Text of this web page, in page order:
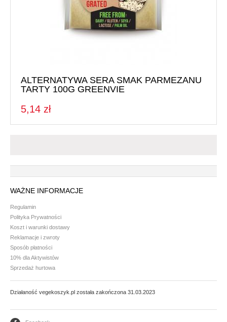
ALTERNATYWA SERA SMAK PARMEZANU
TARTY 100G GREENVIE
5,14 zł
WAŻNE INFORMACJE
Regulamin
Polityka Prywatności
Koszt i warunki dostawy
Reklamacje i zwroty
Sposób płatności
10% dla Aktywistów
Sprzedaż hurtowa
Działaność vegekoszyk.pl została zakończona 31.03.2023